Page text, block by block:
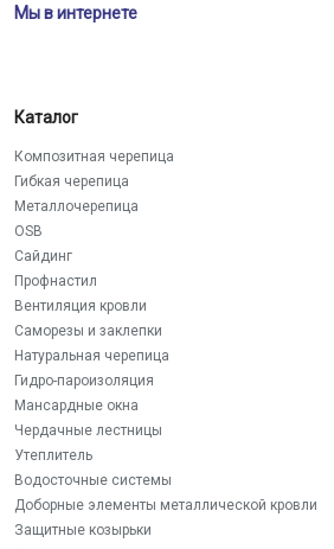
Мы в интернете
Каталог
Композитная черепица
Гибкая черепица
Металлочерепица
OSB
Сайдинг
Профнастил
Вентиляция кровли
Саморезы и заклепки
Натуральная черепица
Гидро-пароизоляция
Мансардные окна
Чердачные лестницы
Утеплитель
Водосточные системы
Доборные элементы металлической кровли
Защитные козырьки